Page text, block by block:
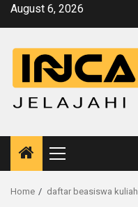
SkipAugust 6, 2026
Primary
Menu
Home daftar beasiswa kuliah